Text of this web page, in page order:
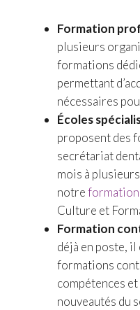
Formation
plusieurs
formations
permettant
nécessaires
Écoles
proposent des
secrétariat
mois à plusieurs
notre
Culture et
Formation
déjà en poste,
formations
compétences
nouveautés du